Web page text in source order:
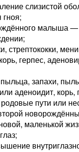
слизистой
малыша
стрептококки,
герпес,
запахи,
аденоидит, корь,
пути или
маленькой